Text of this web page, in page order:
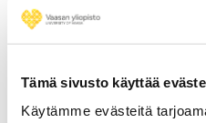
Tämä sivusto käyttää
Käytämme evästeitä